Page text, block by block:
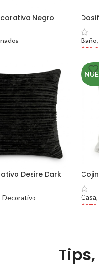
Negro
Baño,
$
Desire Dark
Decorativo
Casa,
$